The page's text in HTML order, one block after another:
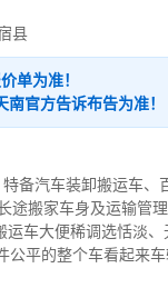
县
单为准！
官方告诉布告为准！
备汽车装卸搬运车、
途搬家车身及运输管
车大便稀调选恬淡、
平的整个车看起来车